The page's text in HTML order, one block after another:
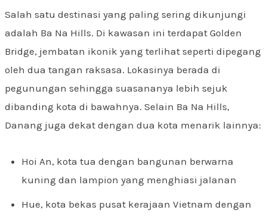
Salah satu destinasi yang paling sering dikunjungi
adalah Ba Na Hills. Di kawasan ini terdapat Golden
Bridge, jembatan ikonik yang terlihat seperti dipegang
oleh dua tangan raksasa. Lokasinya berada di
pegunungan sehingga suasananya lebih sejuk
dibanding kota di bawahnya. Selain Ba Na Hills,
Danang juga dekat dengan dua kota menarik lainnya:
Hoi An, kota tua dengan bangunan berwarna
kuning dan lampion yang menghiasi jalanan
Hue, kota bekas pusat kerajaan Vietnam dengan